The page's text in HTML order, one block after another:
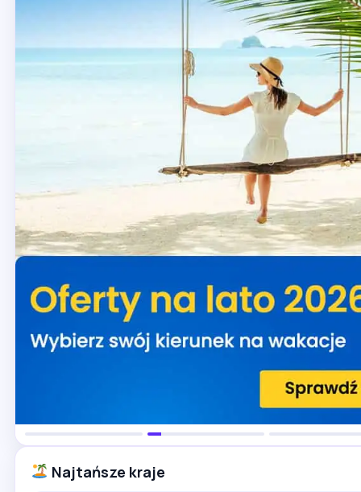
Najtańsze kraje